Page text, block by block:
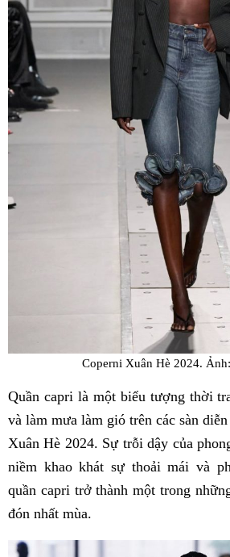
Coperni Xuân Hè 2024.
Quần capri là một biểu tượng thời
và làm mưa làm gió trên các sàn
Xuân Hè 2024. Sự trỗi dậy của
niềm khao khát sự thoải mái và
quần capri trở thành một trong
đón nhất mùa.